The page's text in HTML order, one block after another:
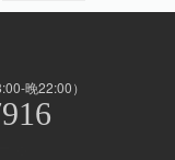
晚22:00）